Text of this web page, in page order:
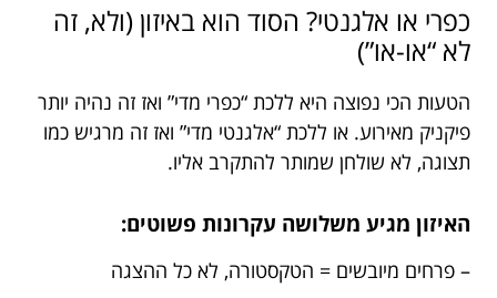
כפרי או אלגנטי? הסוד הוא באיזון (ולא, זה
לא “או-או”)
הטעות הכי נפוצה היא ללכת “כפרי מדי” ואז זה נהיה יותר
פיקניק מאירוע. או ללכת “אלגנטי מדי” ואז זה מרגיש כמו
תצוגה, לא שולחן שמותר להתקרב אליו.
האיזון מגיע משלושה עקרונות פשוטים:
– פרחים מיובשים = הטקסטורה, לא כל ההצגה